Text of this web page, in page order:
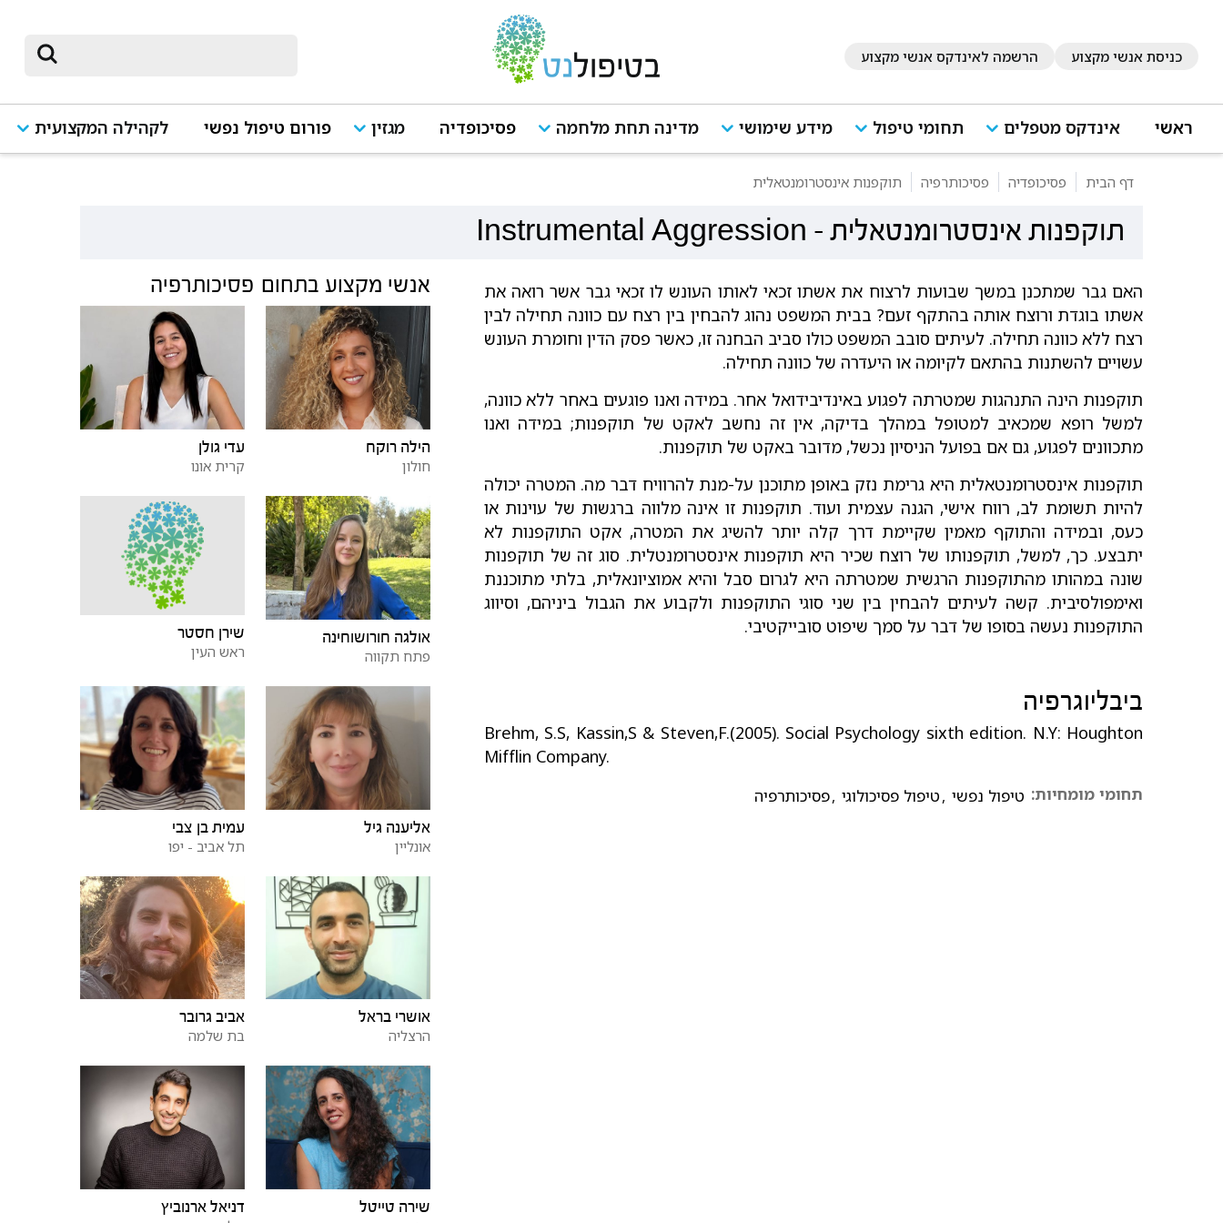
כניסת אנשי מקצוע הרשמה לאינדקס אנשי מקצוע
ראשי אינדקס מטפלים תחומי טיפול מידע שימושי מדינה תחת מלחמה פסיכופדיה מגזין פורום טיפול נפשי לקהילה המקצועית
דף הבית פסיכופדיה פסיכותרפיה תוקפנות אינסטרומנטאלית
Instrumental Aggression - תוקפנות אינסטרומנטאלית
האם גבר שמתכנן במשך שבועות לרצוח את אשתו זכאי לאותו העונש לו זכאי גבר אשר רואה את
אשתו בוגדת ורוצח אותה בהתקף זעם? בבית המשפט נהוג להבחין בין רצח עם כוונה תחילה לבין
רצח ללא כוונה תחילה. לעיתים סובב המשפט כולו סביב הבחנה זו, כאשר פסק הדין וחומרת העונש
עשויים להשתנות בהתאם לקיומה או היעדרה של כוונה תחילה.
תוקפנות הינה התנהגות שמטרתה לפגוע באינדיבידואל אחר. במידה ואנו פוגעים באחר ללא כוונה,
למשל רופא שמכאיב למטופל במהלך בדיקה, אין זה נחשב לאקט של תוקפנות; במידה ואנו
מתכוונים לפגוע, גם אם בפועל הניסיון נכשל, מדובר באקט של תוקפנות.
תוקפנות אינסטרומנטאלית היא גרימת נזק באופן מתוכנן על-מנת להרוויח דבר מה. המטרה יכולה
להיות תשומת לב, רווח אישי, הגנה עצמית ועוד. תוקפנות זו אינה מלווה ברגשות של עוינות או
כעס, ובמידה והתוקף מאמין שקיימת דרך קלה יותר להשיג את המטרה, אקט התוקפנות לא
יתבצע. כך, למשל, תוקפנותו של רוצח שכיר היא תוקפנות אינסטרומנטלית. סוג זה של תוקפנות
שונה במהותו מהתוקפנות הרגשית שמטרתה היא לגרום סבל והיא אמוציונאלית, בלתי מתוכננת
ואימפולסיבית. קשה לעיתים להבחין בין שני סוגי התוקפנות ולקבוע את הגבול ביניהם, וסיווג
התוקפנות נעשה בסופו של דבר על סמך שיפוט סובייקטיבי.
ביבליוגרפיה
Brehm, S.S, Kassin,S & Steven,F.(2005). Social Psychology sixth edition. N.Y: Houghton
Mifflin Company.
תחומי מומחיות: טיפול נפשי ,טיפול פסיכולוגי ,פסיכותרפיה
אנשי מקצוע בתחום פסיכותרפיה
הילה רוקח
חולון
עדי גולן
קרית אונו
אולגה חורושוחינה
פתח תקווה
שירן חסטר
ראש העין
אליענה גיל
אונליין
עמית בן צבי
תל אביב - יפו
אושרי בראל
הרצליה
אביב גרובר
בת שלמה
שירה טייטל
דניאל ארנוביץ